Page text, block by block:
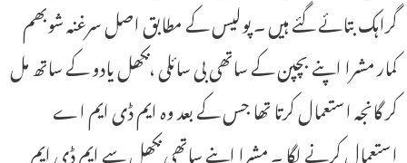
گراہک بتائے گئے ہیں ۔ پولیس کے مطابق اصل سرغنہ شوبھم
کمار مشرا اپنے بچپن کے ساتھی بی سائلی ،نکھل یادو کے ساتھ مل
کر گانجہ استعمال کرتا تھا جس کے بعد وہ ایم ڈی ایم اے
استعمال کرنے لگا ۔ مشرا اپنے ساتھی نکھل سے ایم ڈی ایم